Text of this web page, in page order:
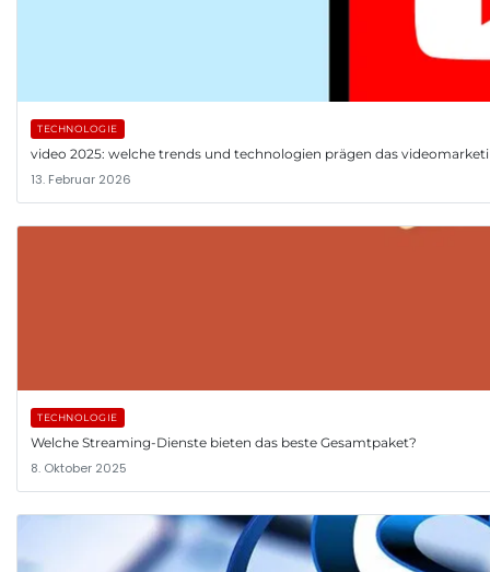
TECHNOLOGIE
video 2025: welche trends und technologien prägen das
13. Februar 2026
TECHNOLOGIE
Welche Streaming-Dienste bieten das beste Gesamtpaket?
8. Oktober 2025